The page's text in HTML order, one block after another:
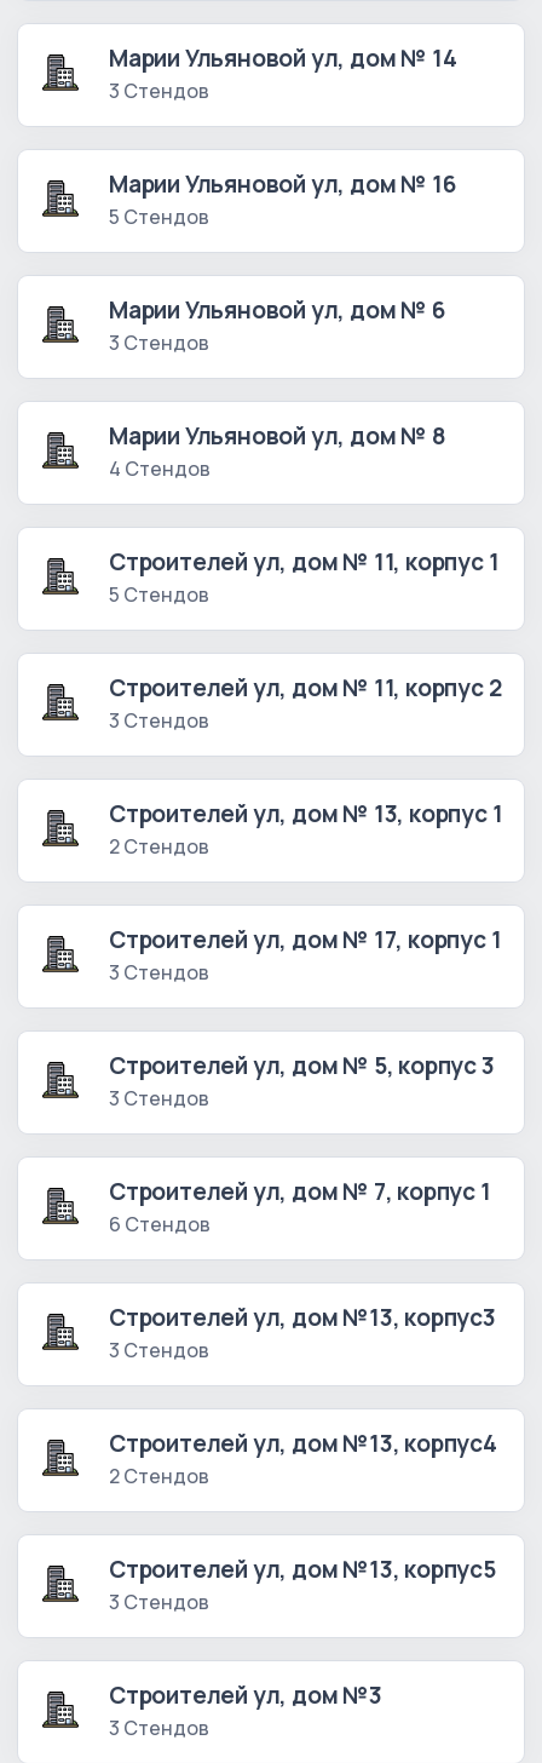
Марии Ульяновой ул, дом № 14
3 Стендов
Марии Ульяновой ул, дом № 16
5 Стендов
Марии Ульяновой ул, дом № 6
3 Стендов
Марии Ульяновой ул, дом № 8
4 Стендов
Строителей ул, дом № 11, корпус 1
5 Стендов
Строителей ул, дом № 11, корпус 2
3 Стендов
Строителей ул, дом № 13, корпус 1
2 Стендов
Строителей ул, дом № 17, корпус 1
3 Стендов
Строителей ул, дом № 5, корпус 3
3 Стендов
Строителей ул, дом № 7, корпус 1
6 Стендов
Строителей ул, дом №13, корпус3
3 Стендов
Строителей ул, дом №13, корпус4
2 Стендов
Строителей ул, дом №13, корпус5
3 Стендов
Строителей ул, дом №3
3 Стендов